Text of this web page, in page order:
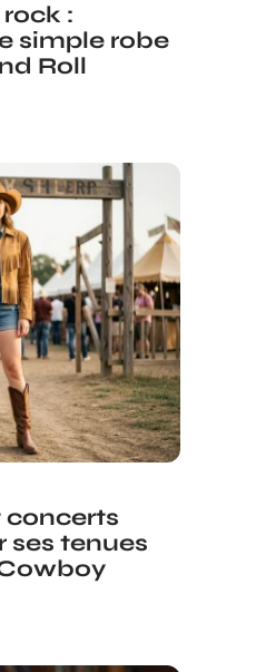
:
simple robe
Roll
concerts
ses tenues